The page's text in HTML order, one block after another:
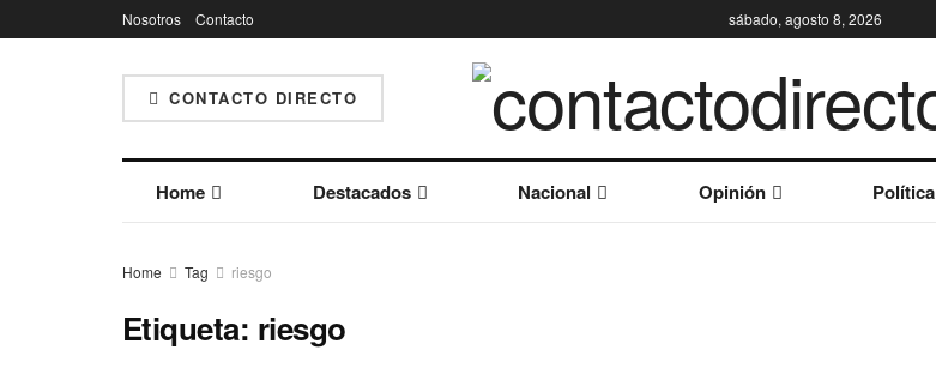
Nosotros Contacto sábado, agosto 8, 2026
CONTACTO DIRECTO
Home Destacados Nacional Opinión Política
Home Tag riesgo
Etiqueta: riesgo